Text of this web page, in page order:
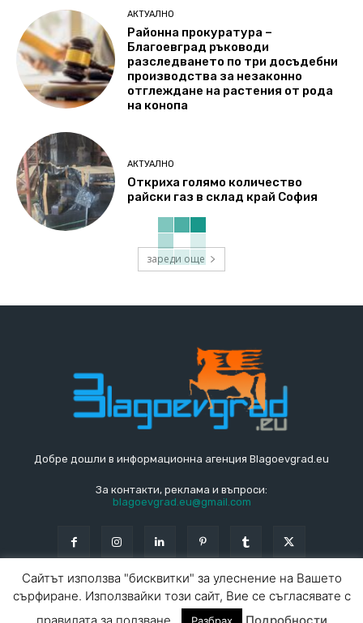
АКТУАЛНО
Районна прокуратура –
Благоевград ръководи
разследването по три досъдебни
производства за незаконно
отглеждане на растения от рода
на конопа
АКТУАЛНО
Откриха голямо количество
райски газ в склад край София
зареди още
Добре дошли в информационна агенция Blagoevgrad.eu
За контакти, реклама и въпроси:
blagoevgrad.eu@gmail.com
Общи условия
Сайтът използва "бисквитки" за улеснение на Вашето
сърфиране. Използвайки този сайт, Вие се съгласявате с